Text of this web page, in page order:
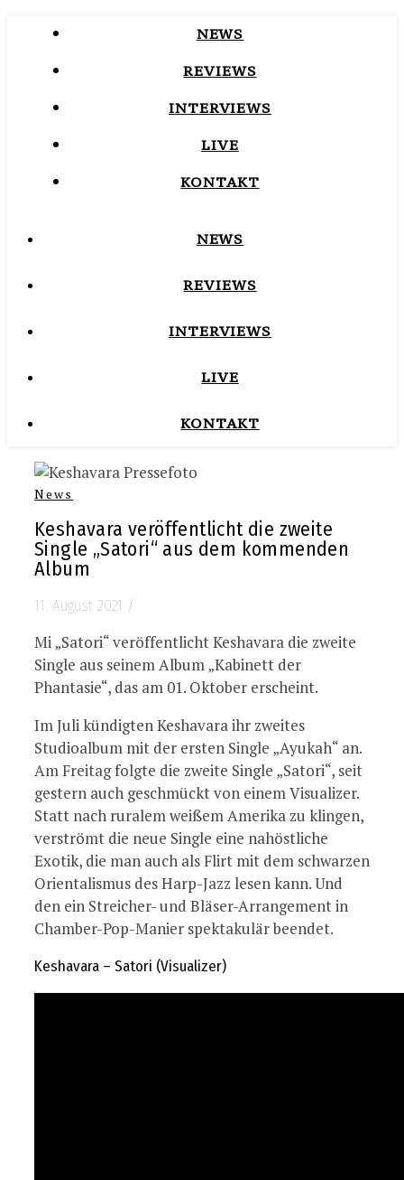
NEWS
REVIEWS
INTERVIEWS
LIVE
KONTAKT
NEWS
REVIEWS
INTERVIEWS
LIVE
KONTAKT
News
Keshavara veröffentlicht die zweite
Single „Satori“ aus dem kommenden
Album
11. August 2021 /
Mi „Satori“ veröffentlicht Keshavara die zweite
Single aus seinem Album „Kabinett der
Phantasie“, das am 01. Oktober erscheint.
Im Juli kündigten Keshavara ihr zweites
Studioalbum mit der ersten Single „Ayukah“ an.
Am Freitag folgte die zweite Single „Satori“, seit
gestern auch geschmückt von einem Visualizer.
Statt nach ruralem weißem Amerika zu klingen,
verströmt die neue Single eine nahöstliche
Exotik, die man auch als Flirt mit dem schwarzen
Orientalismus des Harp-Jazz lesen kann. Und
den ein Streicher- und Bläser-Arrangement in
Chamber-Pop-Manier spektakulär beendet.
Keshavara – Satori (Visualizer)